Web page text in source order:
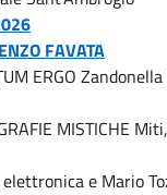
FAVATA
ERGO
MISTICHE
elettronica e Mario